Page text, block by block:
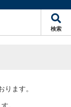
検索
ります。